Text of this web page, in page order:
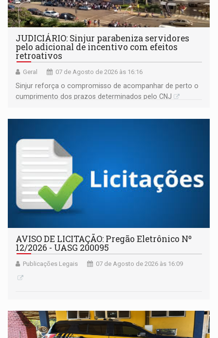
JUDICIÁRIO: Sinjur parabeniza servidores
pelo adicional de incentivo com efeitos
retroativos
Geral 07 de Agosto de 2026 às 16:16
Sinjur reforça o compromisso de acompanhar de perto o
cumprimento dos prazos determinados pelo CNJ
AVISO DE LICITAÇÃO: Pregão Eletrônico Nº
12/2026 - UASG 200095
Publicações Legais 07 de Agosto de 2026 às 16:09